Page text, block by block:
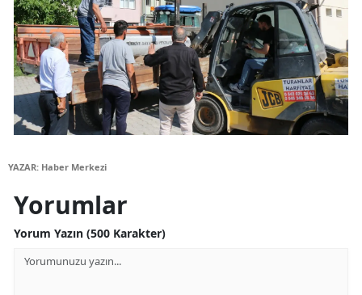
YAZAR: Haber Merkezi
Yorumlar
Yorum Yazın (500 Karakter)